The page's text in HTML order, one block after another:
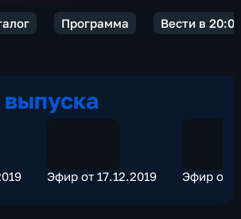
Программа Вести в 20:00
Эфир от 17.12.2019 Эфир от